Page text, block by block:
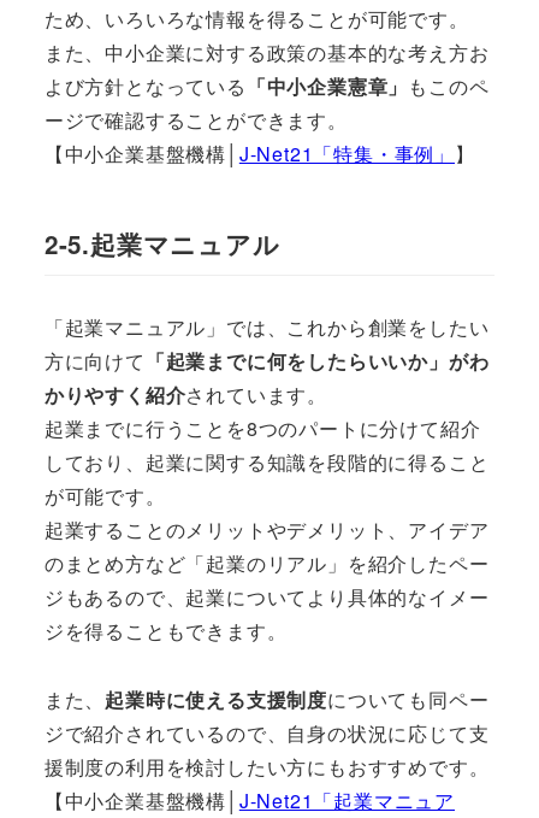
ため、いろいろな情報を得ることが可能です。
また、中小企業に対する政策の基本的な考え方お
よび方針となっている 「中小企業憲章」 もこのペ
ージで確認することができます。
【中小企業基盤機構│ J-Net21「特集・事例」 】
2-5.起業マニュアル
「起業マニュアル」では、これから創業をしたい
方に向けて 「起業までに何をしたらいいか」がわ
かりやすく紹介されています。
起業までに行うことを8つのパートに分けて紹介
しており、起業に関する知識を段階的に得ること
が可能です。
起業することのメリットやデメリット、アイデア
のまとめ方など「起業のリアル」を紹介したペー
ジもあるので、起業についてより具体的なイメー
ジを得ることもできます。
また、 起業時に使える支援制度についても同ペー
ジで紹介されているので、自身の状況に応じて支
援制度の利用を検討したい方にもおすすめです。
【中小企業基盤機構│ J-Net21「起業マニュア